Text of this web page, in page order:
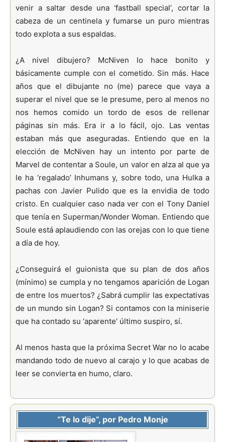
venir a saltar desde una ‘fastball special’, cortar la
cabeza de un centinela y fumarse un puro mientras
todo explota a sus espaldas.
¿A nivel dibujero? McNiven lo hace bonito y
básicamente cumple con el cometido. Sin más. Hace
años que el dibujante no (me) parece que vaya a
superar el nivel que se le presume, pero al menos no
nos hemos comido un tordo de esos de rellenar
páginas sin más. Era ir a lo fácil, ojo. Las ventas
estaban más que aseguradas. Entiendo que en la
elección de McNiven hay un intento por parte de
Marvel de contentar a Soule, un valor en alza al que ya
le ha ‘regalado’ Inhumans y, sobre todo, una Hulka a
pachas con Javier Pulido que es la envidia de todo
cristo. En cualquier caso nada ver con el Tony Daniel
que tenía en Superman/Wonder Woman. Entiendo que
Soule está aplaudiendo con las orejas con lo que tiene
a día de hoy.
¿Conseguirá el guionista que su plan de dos años
(mínimo) se cumpla y no tengamos aparición de Logan
de entre los muertos? ¿Sabrá cumplir las expectativas
de un mundo sin Logan? Si contamos con la miniserie
que ha contado su ‘aparente’ último suspiro, sí.
Al menos hasta que la próxima Secret War no lo acabe
mandando todo de nuevo al carajo y lo que acabas de
leer se convierta en humo, claro.
“Te lo dije”, por Pedro Monje